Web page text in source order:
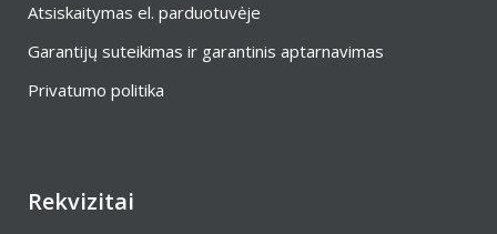
Atsiskaitymas el. parduotuvėje
Garantijų suteikimas ir garantinis aptarnavimas
Privatumo politika
Rekvizitai